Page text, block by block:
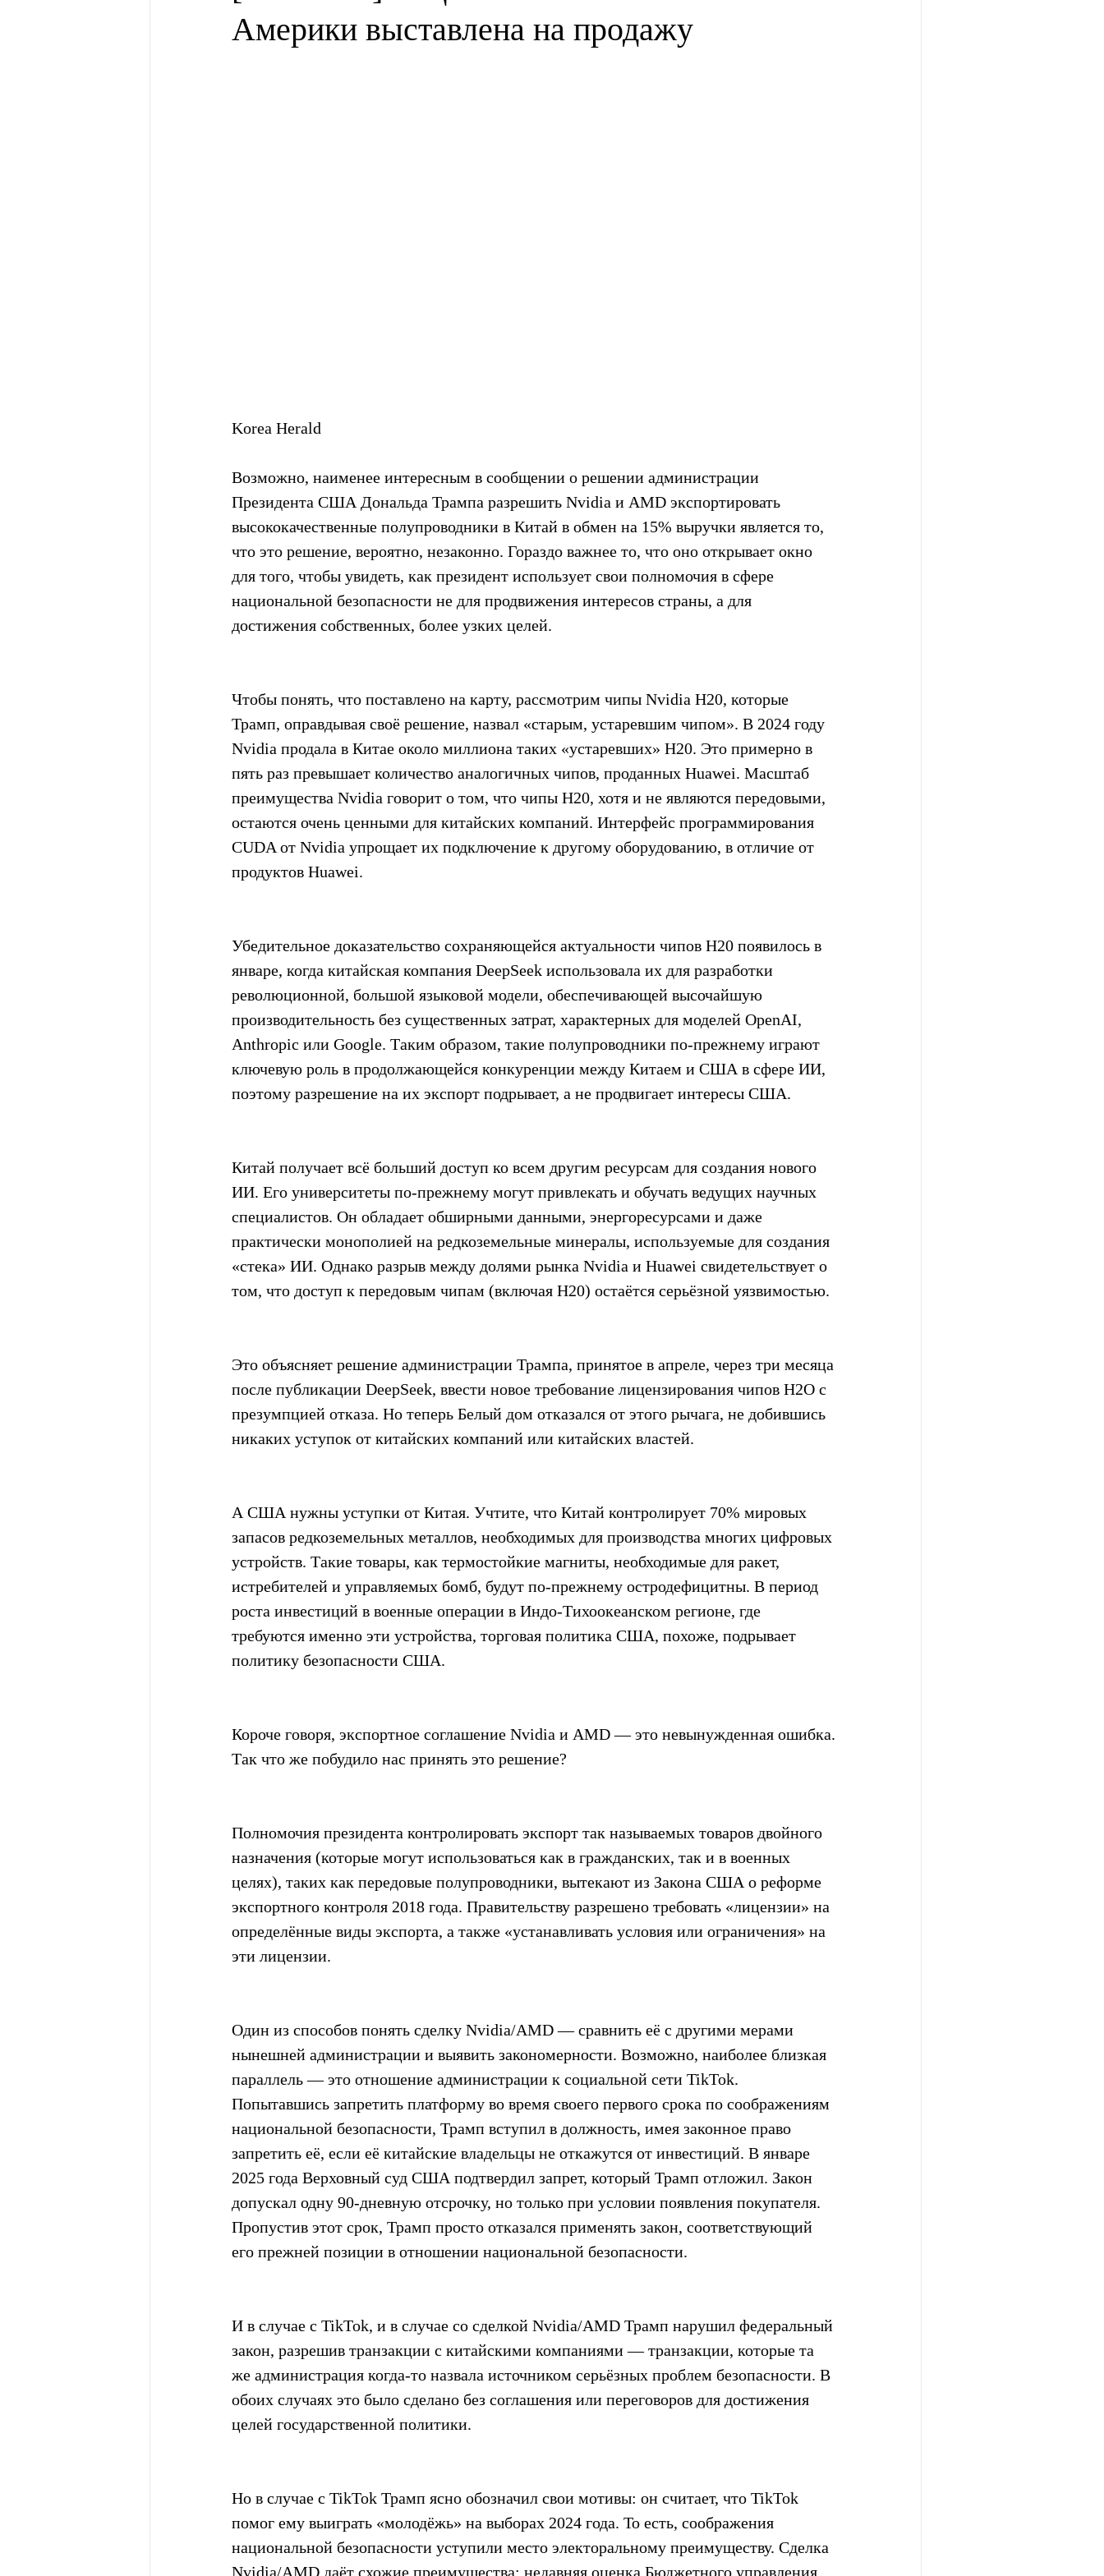
Америки выставлена на продажу
Korea Herald
Возможно, наименее интересным в сообщении о решении администрации
Президента США Дональда Трампа разрешить Nvidia и AMD экспортировать
высококачественные полупроводники в Китай в обмен на 15% выручки является то,
что это решение, вероятно, незаконно. Гораздо важнее то, что оно открывает окно
для того, чтобы увидеть, как президент использует свои полномочия в сфере
национальной безопасности не для продвижения интересов страны, а для
достижения собственных, более узких целей.
Чтобы понять, что поставлено на карту, рассмотрим чипы Nvidia H20, которые
Трамп, оправдывая своё решение, назвал «старым, устаревшим чипом». В 2024 году
Nvidia продала в Китае около миллиона таких «устаревших» H20. Это примерно в
пять раз превышает количество аналогичных чипов, проданных Huawei. Масштаб
преимущества Nvidia говорит о том, что чипы H20, хотя и не являются передовыми,
остаются очень ценными для китайских компаний. Интерфейс программирования
CUDA от Nvidia упрощает их подключение к другому оборудованию, в отличие от
продуктов Huawei.
Убедительное доказательство сохраняющейся актуальности чипов H20 появилось в
январе, когда китайская компания DeepSeek использовала их для разработки
революционной, большой языковой модели, обеспечивающей высочайшую
производительность без существенных затрат, характерных для моделей OpenAI,
Anthropic или Google. Таким образом, такие полупроводники по-прежнему играют
ключевую роль в продолжающейся конкуренции между Китаем и США в сфере ИИ,
поэтому разрешение на их экспорт подрывает, а не продвигает интересы США.
Китай получает всё больший доступ ко всем другим ресурсам для создания нового
ИИ. Его университеты по-прежнему могут привлекать и обучать ведущих научных
специалистов. Он обладает обширными данными, энергоресурсами и даже
практически монополией на редкоземельные минералы, используемые для создания
«стека» ИИ. Однако разрыв между долями рынка Nvidia и Huawei свидетельствует о
том, что доступ к передовым чипам (включая H20) остаётся серьёзной уязвимостью.
Это объясняет решение администрации Трампа, принятое в апреле, через три месяца
после публикации DeepSeek, ввести новое требование лицензирования чипов H2O с
презумпцией отказа. Но теперь Белый дом отказался от этого рычага, не добившись
никаких уступок от китайских компаний или китайских властей.
А США нужны уступки от Китая. Учтите, что Китай контролирует 70% мировых
запасов редкоземельных металлов, необходимых для производства многих цифровых
устройств. Такие товары, как термостойкие магниты, необходимые для ракет,
истребителей и управляемых бомб, будут по-прежнему остродефицитны. В период
роста инвестиций в военные операции в Индо-Тихоокеанском регионе, где
требуются именно эти устройства, торговая политика США, похоже, подрывает
политику безопасности США.
Короче говоря, экспортное соглашение Nvidia и AMD — это невынужденная ошибка.
Так что же побудило нас принять это решение?
Полномочия президента контролировать экспорт так называемых товаров двойного
назначения (которые могут использоваться как в гражданских, так и в военных
целях), таких как передовые полупроводники, вытекают из Закона США о реформе
экспортного контроля 2018 года. Правительству разрешено требовать «лицензии» на
определённые виды экспорта, а также «устанавливать условия или ограничения» на
эти лицензии.
Один из способов понять сделку Nvidia/AMD — сравнить её с другими мерами
нынешней администрации и выявить закономерности. Возможно, наиболее близкая
параллель — это отношение администрации к социальной сети TikTok.
Попытавшись запретить платформу во время своего первого срока по соображениям
национальной безопасности, Трамп вступил в должность, имея законное право
запретить её, если её китайские владельцы не откажутся от инвестиций. В январе
2025 года Верховный суд США подтвердил запрет, который Трамп отложил. Закон
допускал одну 90-дневную отсрочку, но только при условии появления покупателя.
Пропустив этот срок, Трамп просто отказался применять закон, соответствующий
его прежней позиции в отношении национальной безопасности.
И в случае с TikTok, и в случае со сделкой Nvidia/AMD Трамп нарушил федеральный
закон, разрешив транзакции с китайскими компаниями — транзакции, которые та
же администрация когда-то назвала источником серьёзных проблем безопасности. В
обоих случаях это было сделано без соглашения или переговоров для достижения
целей государственной политики.
Но в случае с TikTok Трамп ясно обозначил свои мотивы: он считает, что TikTok
помог ему выиграть «молодёжь» на выборах 2024 года. То есть, соображения
национальной безопасности уступили место электоральному преимуществу. Сделка
Nvidia/AMD даёт схожие преимущества: недавняя оценка Бюджетного управления